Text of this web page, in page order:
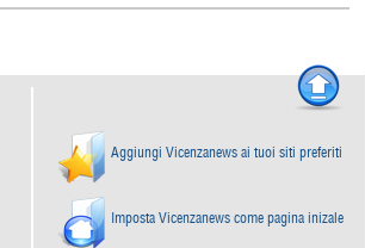
Aggiungi Vicenzanews ai tuoi siti preferiti
Imposta Vicenzanews come pagina inizale